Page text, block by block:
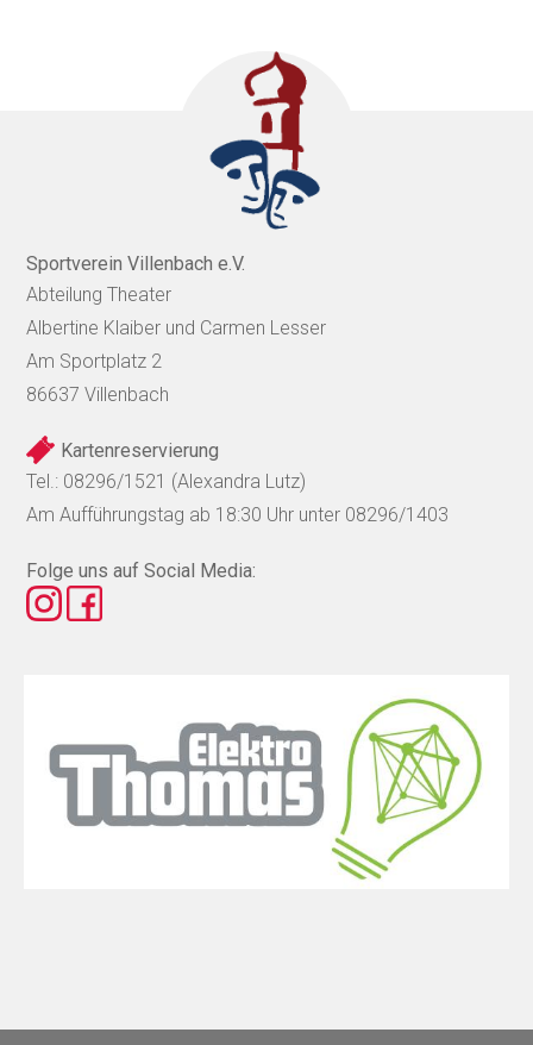
Sportverein Villenbach e.V.
Abteilung Theater
Albertine Klaiber und Carmen Lesser
Am Sportplatz 2
86637 Villenbach
Kartenreservierung
Tel.: 08296/1521 (Alexandra Lutz)
Am Aufführungstag ab 18:30 Uhr unter 08296/1403
Folge uns auf Social Media: